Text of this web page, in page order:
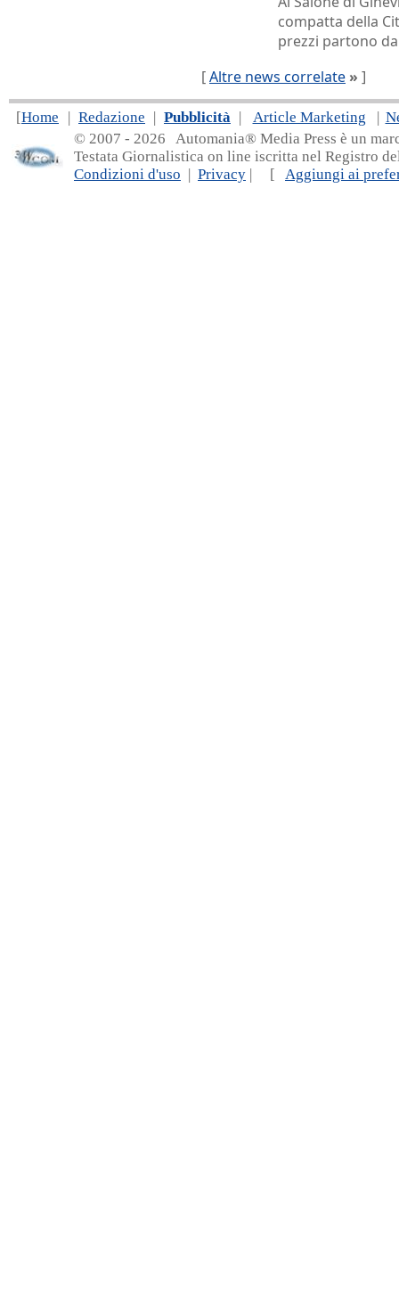
compatta della
prezzi partono
[Altre news correlate » ]
[Home | Redazione | Pubblicità | Article Marketing |
© 2007 - 2026 Automania® Media Press è un
Testata Giornalistica on line iscritta nel Registro
Condizioni d'uso | Privacy | [ Aggiungi ai